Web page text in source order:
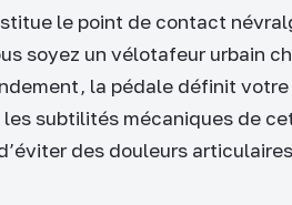
le point de contact
soyez un vélotafeur urbain
la pédale définit
subtilités mécaniques de
des douleurs